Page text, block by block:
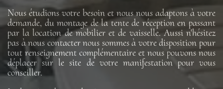
Nous étudions votre besoin et nous nous adaptons à votre
demande, du montage de la tente de réception en passant
par la location de mobilier et de vaisselle. Aussi n'hésitez
pas à nous contacter nous sommes à votre disposition pour
tout renseignement complémentaire et nous pouvons nous
déplacer sur le site de votre manifestation pour vous
conseiller.